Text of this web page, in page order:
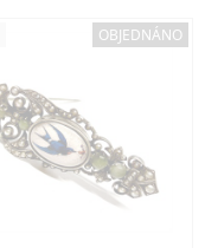
OBJEDNÁNO